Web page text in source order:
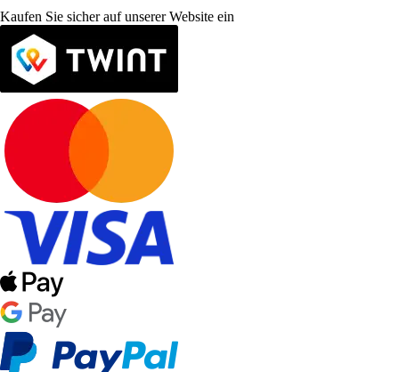
Kaufen Sie sicher auf unserer Website ein